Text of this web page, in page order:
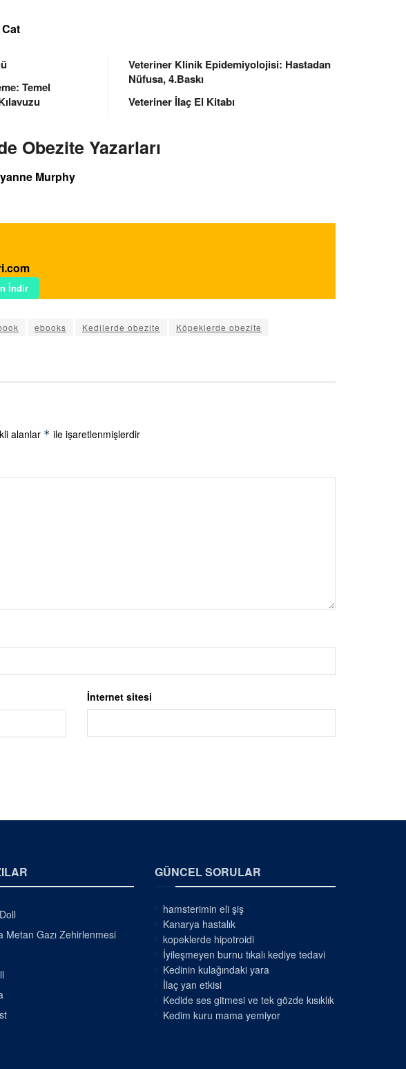
Temel
Veteriner Klinik Epidemiyolojisi: Hastadan
Nüfusa, 4.Baskı
Veteriner İlaç El Kitabı
Obezite Yazarları
Murphy
İndir
ebooks Kedilerde obezite
Köpeklerde obezite
alanlar * ile işaretlenmişlerdir
İnternet sitesi
Metan Gazı Zehirlenmesi
GÜNCEL SORULAR
hamsterimin eli şiş
Kanarya hastalık
kopeklerde hipotroidi
İyileşmeyen burnu tıkalı kediye tedavi
Kedinin kulağındaki yara
İlaç yan etkisi
Kedide ses gitmesi ve tek gözde kısıklık
Kedim kuru mama yemiyor